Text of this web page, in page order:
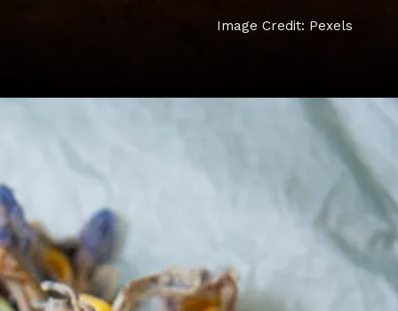
Image Credit: Pexels